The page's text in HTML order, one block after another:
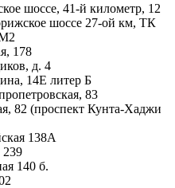
шоссе, 41-й километр, 12
шоссе 27-ой км, ТК
178
д. 4
14Е литер Б
83
82 (проспект Кунта-Хаджи
138А
239
140 б.